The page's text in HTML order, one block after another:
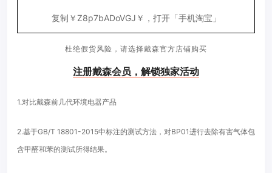
复制￥Z8p7bADoVGJ￥，打开「手机淘宝」
杜绝假货风险，请选择戴森官方店铺购买
注册戴森会员，解锁独家活动
1.对比戴森前几代环境电器产品
2.基于GB/T 18801-2015中标注的测试方法，对BP01进行去除有害气体包
含甲醛和苯的测试所得结果。